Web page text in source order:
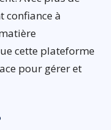
confiance à
cette plateforme
pour gérer et